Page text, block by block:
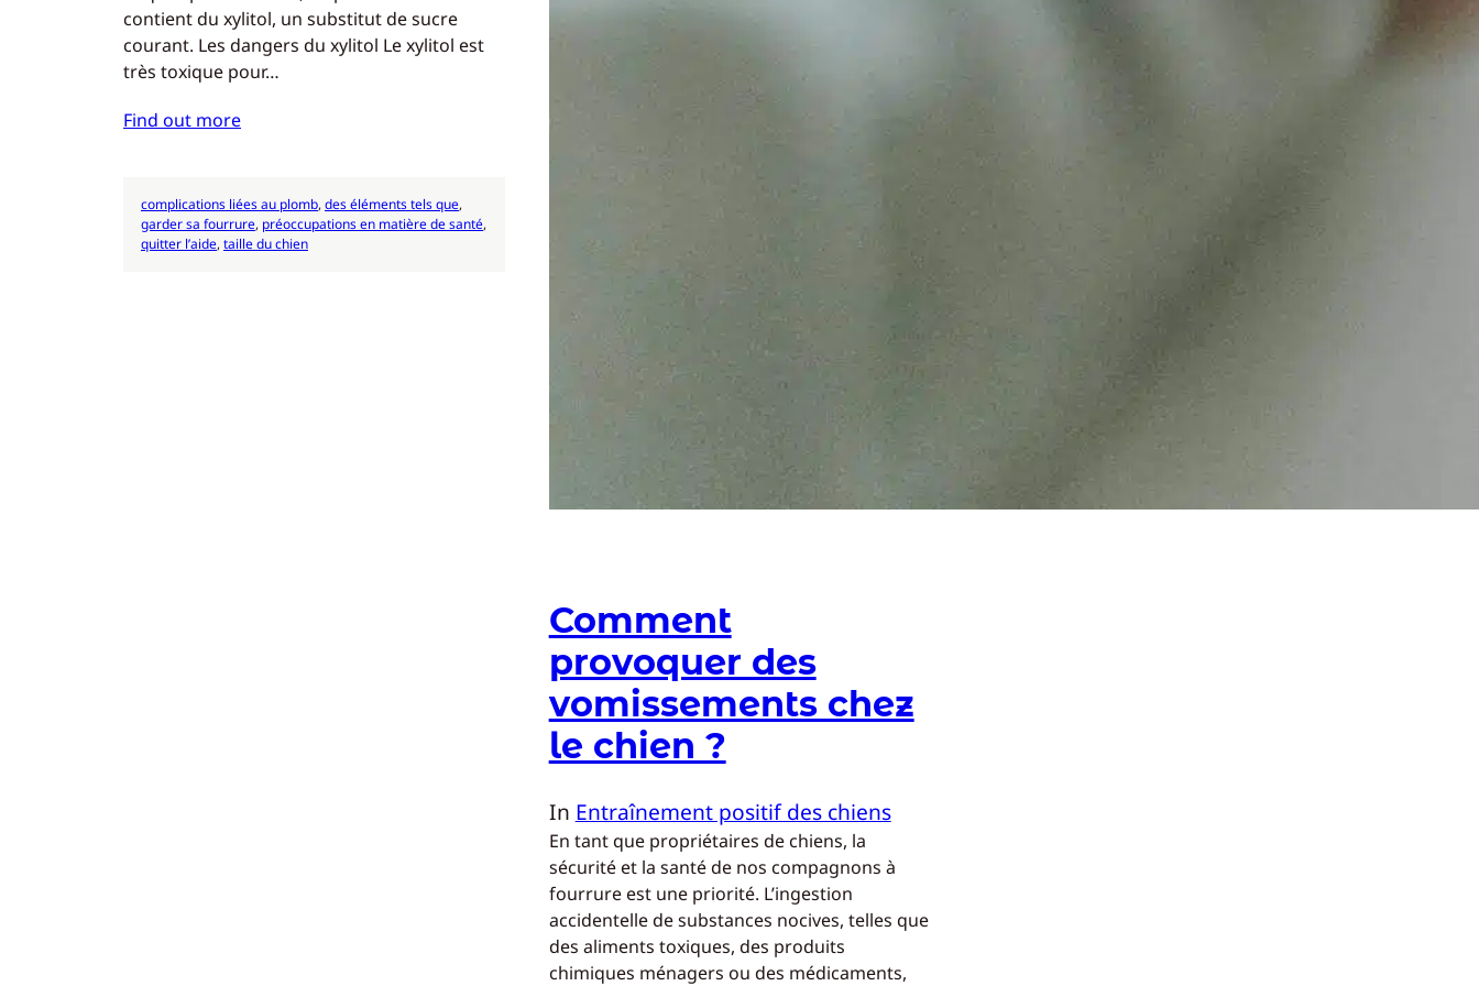
contient du xylitol, un substitut de sucre
courant. Les dangers du xylitol Le xylitol est
très toxique pour…
Find out more
complications liées au plomb, des éléments tels que
garder sa fourrure, préoccupations en matière de santé
quitter l’aide, taille du chien
Comment
provoquer des
vomissements chez
le chien ?
In Entraînement positif des chiens
En tant que propriétaires de chiens, la
sécurité et la santé de nos compagnons à
fourrure est une priorité. L’ingestion
accidentelle de substances nocives, telles que
des aliments toxiques, des produits
chimiques ménagers ou des médicaments,